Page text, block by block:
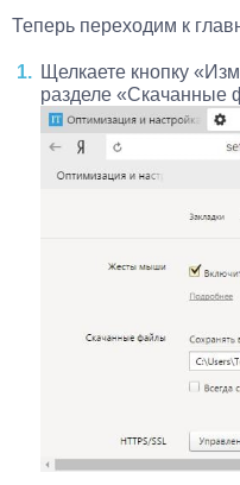
Теперь переходим к
Щелкаете кнопку
разделе «Скачанные